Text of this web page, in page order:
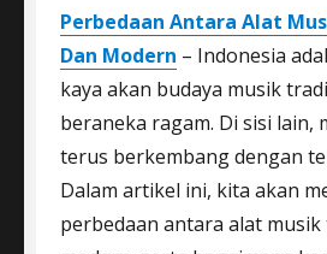
Perbedaan Antara Alat
Dan Modern – Indonesia
kaya akan budaya musik
beraneka ragam. Di sisi lain,
terus berkembang dengan
Dalam artikel ini, kita akan
perbedaan antara alat